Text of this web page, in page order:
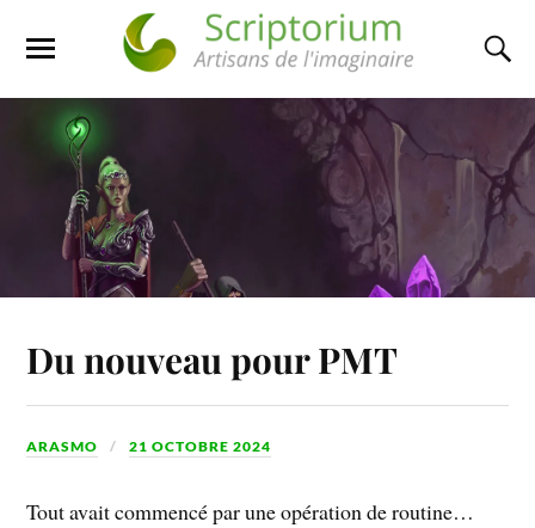
Du nouveau pour PMT
ARASMO 21 OCTOBRE 2024
Tout avait commencé par une opération de routine…